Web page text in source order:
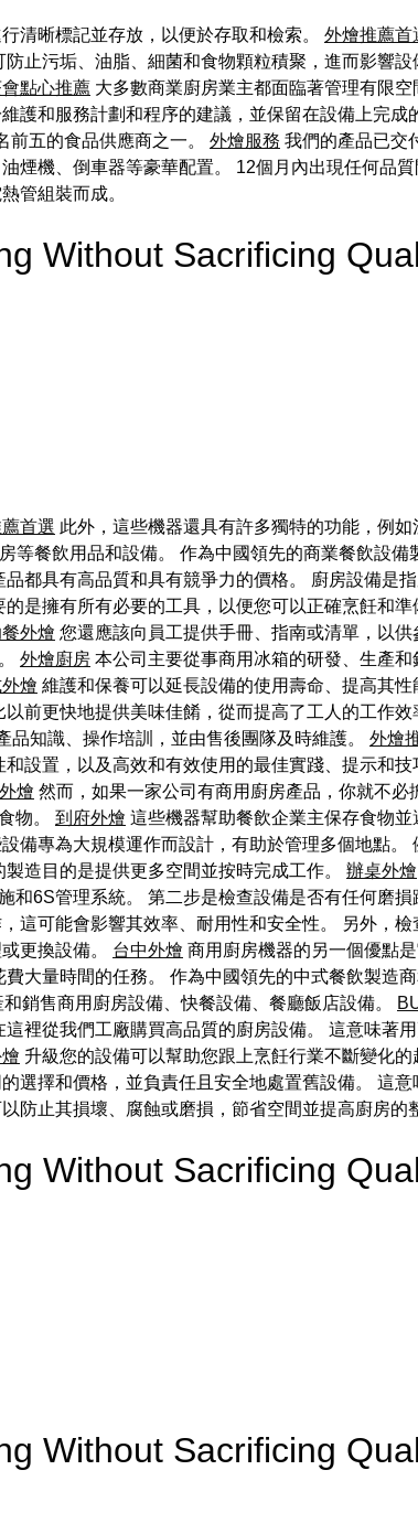
清晰標記並存放，以便於存取和檢索。 外燴推薦首
防止污垢、油脂、細菌和食物顆粒積聚，進而影響
點心推薦 大多數商業廚房業主都面臨著管理有限空
護和服務計劃和程序的建議，並保留在設備上完
前五的食品供應商之一。 外燴服務 我們的產品已交
煙機、倒車器等豪華配置。 12個月內出現任何品
管組裝而成。
Without Sacrificing
首選 此外，這些機器還具有許多獨特的功能，例
等餐飲用品和設備。 作為中國領先的商業餐飲設
品都具有高品質和具有競爭力的價格。 廚房設備是
是擁有所有必要的工具，以便您可以正確烹飪和
外燴 您還應該向員工提供手冊、指南或清單，以
外燴廚房 本公司主要從事商用冰箱的研發、生產和
燴 維護和保養可以延長設備的使用壽命、提高其
前更快地提供美味佳餚，從而提高了工人的工作效
知識、操作培訓，並由售後團隊及時維護。 外燴
設置，以及高效和有效使用的最佳實踐、提示和
燴 然而，如果一家公司有商用廚房產品，你就不必
物。 到府外燴 這些機器幫助餐飲企業主保存食物
備專為大規模運作而設計，有助於管理多個地點
製造目的是提供更多空間並按時完成工作。 辦桌外燴
6S管理系統。 第二步是檢查設備是否有任何磨
這可能會影響其效率、耐用性和安全性。 另外，檢
更換設備。 台中外燴 商用廚房機器的另一個優點
大量時間的任務。 作為中國領先的中式餐飲製造
銷售商用廚房設備、快餐設備、餐廳飯店設備。
這裡從我們工廠購買高品質的廚房設備。 這意味著
升級您的設備可以幫助您跟上烹飪行業不斷變化
選擇和價格，並負責任且安全地處置舊設備。 這
防止其損壞、腐蝕或磨損，節省空間並提高廚房的
Without Sacrificing
Without Sacrificing